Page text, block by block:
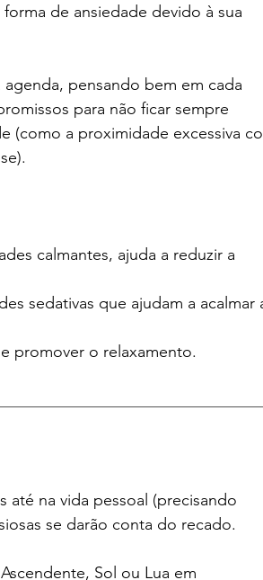
de ansiedade devido à sua
pensando bem em cada
para não ficar sempre
(como a proximidade excessiva
calmantes, ajuda a reduzir a
sedativas que ajudam a acalmar
promover o relaxamento.
até na vida pessoal (precisando
se darão conta do recado.
Ascendente, Sol ou Lua em